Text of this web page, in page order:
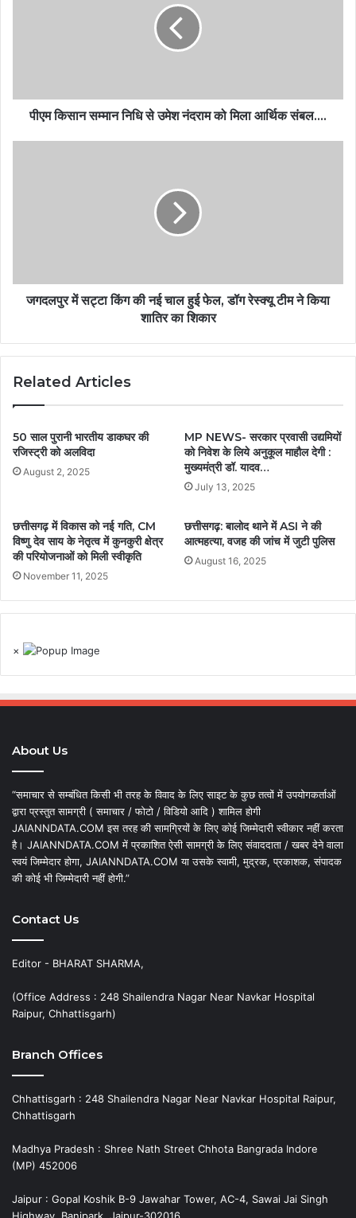
पीएम किसान सम्मान निधि से उमेश नंदराम को मिला आर्थिक संबल….
जगदलपुर में सट्टा किंग की नई चाल हुई फेल, डॉग रेस्क्यू टीम ने किया
शातिर का शिकार
Related Articles
50 साल पुरानी भारतीय डाकघर की
रजिस्ट्री को अलविदा
August 2, 2025
MP NEWS- सरकार प्रवासी उद्यमियों
को निवेश के लिये अनुकूल माहौल देगी :
मुख्यमंत्री डॉ. यादव…
July 13, 2025
छत्तीसगढ़ में विकास को नई गति, CM
विष्णु देव साय के नेतृत्व में कुनकुरी क्षेत्र
की परियोजनाओं को मिली स्वीकृति
November 11, 2025
छत्तीसगढ़: बालोद थाने में ASI ने की
आत्महत्या, वजह की जांच में जुटी पुलिस
August 16, 2025
×
About Us
“समाचार से सम्बंधित किसी भी तरह के विवाद के लिए साइट के कुछ तत्वों में उपयोगकर्ताओं
द्वारा प्रस्तुत सामग्री ( समाचार / फोटो / विडियो आदि ) शामिल होगी
JAIANNDATA.COM इस तरह की सामग्रियों के लिए कोई जिम्मेदारी स्वीकार नहीं करता
है। JAIANNDATA.COM में प्रकाशित ऐसी सामग्री के लिए संवाददाता / खबर देने वाला
स्वयं जिम्मेदार होगा, JAIANNDATA.COM या उसके स्वामी, मुद्रक, प्रकाशक, संपादक
की कोई भी जिम्मेदारी नहीं होगी.”
Contact Us
Editor - BHARAT SHARMA,
(Office Address : 248 Shailendra Nagar Near Navkar Hospital
Raipur, Chhattisgarh)
Branch Offices
Chhattisgarh : 248 Shailendra Nagar Near Navkar Hospital Raipur,
Chhattisgarh
Madhya Pradesh : Shree Nath Street Chhota Bangrada Indore
(MP) 452006
Jaipur : Gopal Koshik B-9 Jawahar Tower, AC-4, Sawai Jai Singh